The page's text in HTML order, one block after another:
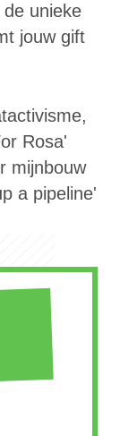
unieke
jouw gift
Rosa'
mijnbouw
a pipeline'